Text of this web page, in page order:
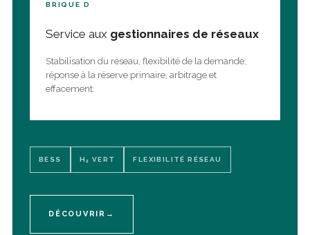
BRIQUE D
Service aux gestionnaires de réseaux
Stabilisation du réseau, flexibilité de la demande,
réponse à la réserve primaire, arbitrage et
effacement.
BESS H₂ VERT FLEXIBILITÉ RÉSEAU
DÉCOUVRIR →